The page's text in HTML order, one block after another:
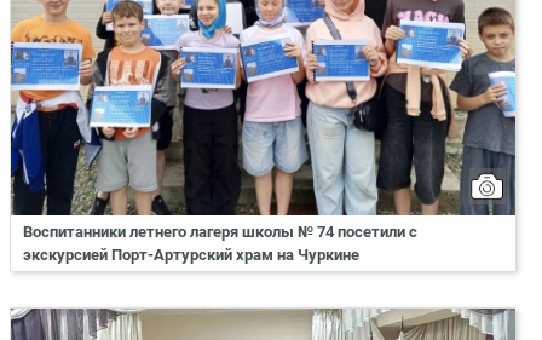
Воспитанники летнего лагеря школы № 74 посетили с
экскурсией Порт-Артурский храм на Чуркине